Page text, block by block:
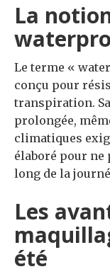
La
Le terme «
conçu pour
transpiration.
prolongée,
climatiques
élaboré pour ne
long de la
Les
été